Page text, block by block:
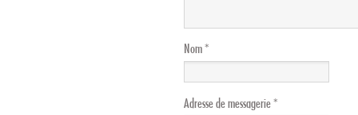
Nom*
Adresse de messagerie*